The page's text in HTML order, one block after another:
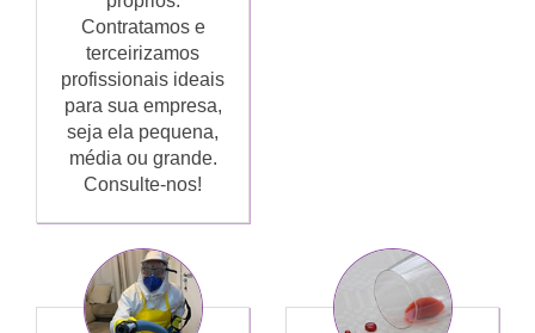
Contratamos e
terceirizamos
profissionais ideais
para sua empresa,
seja ela pequena,
média ou grande.
Consulte-nos!